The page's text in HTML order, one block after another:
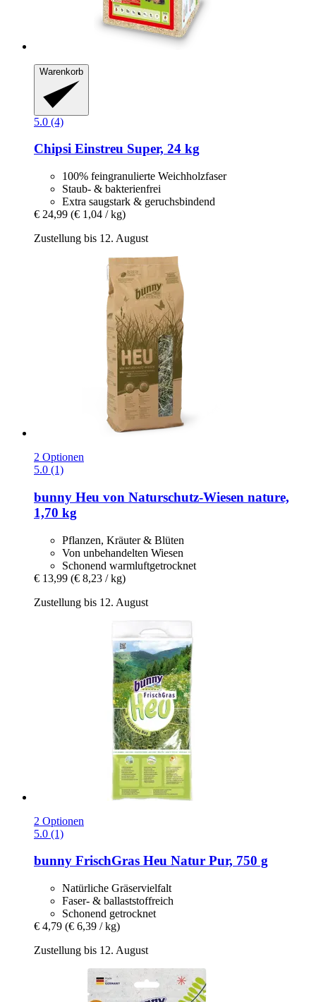
Warenkorb
5.0 (4)
Chipsi Einstreu Super, 24 kg
100% feingranulierte Weichholzfaser
Staub- & bakterienfrei
Extra saugstark & geruchsbindend
€ 24,99 (€ 1,04 / kg)
Zustellung bis 12. August
2 Optionen
5.0 (1)
bunny Heu von Naturschutz-​Wiesen nature,
1,70 kg
Pflanzen, Kräuter & Blüten
Von unbehandelten Wiesen
Schonend warmluftgetrocknet
€ 13,99 (€ 8,23 / kg)
Zustellung bis 12. August
2 Optionen
5.0 (1)
bunny FrischGras Heu Natur Pur, 750 g
Natürliche Gräservielfalt
Faser- & ballaststoffreich
Schonend getrocknet
€ 4,79 (€ 6,39 / kg)
Zustellung bis 12. August